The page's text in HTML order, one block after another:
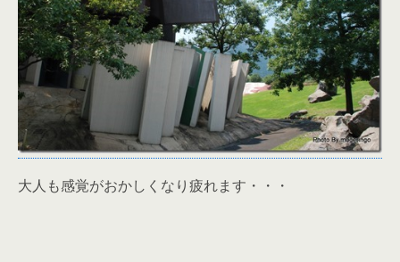
大人も感覚がおかしくなり疲れます・・・